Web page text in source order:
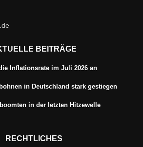
BEITRÄGE
Inflationsrate im Juli 2026 an
in Deutschland stark gestiegen
in der letzten Hitzewelle
RECHTLICHES